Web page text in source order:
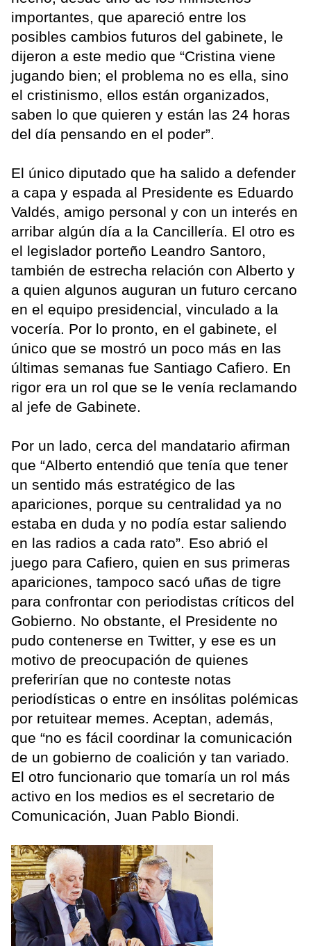
importantes, que apareció entre los
posibles cambios futuros del gabinete, le
dijeron a este medio que “Cristina viene
jugando bien; el problema no es ella, sino
el cristinismo, ellos están organizados,
saben lo que quieren y están las 24 horas
del día pensando en el poder”.
El único diputado que ha salido a defender
a capa y espada al Presidente es Eduardo
Valdés, amigo personal y con un interés en
arribar algún día a la Cancillería. El otro es
el legislador porteño Leandro Santoro,
también de estrecha relación con Alberto y
a quien algunos auguran un futuro cercano
en el equipo presidencial, vinculado a la
vocería. Por lo pronto, en el gabinete, el
único que se mostró un poco más en las
últimas semanas fue Santiago Cafiero. En
rigor era un rol que se le venía reclamando
al jefe de Gabinete.
Por un lado, cerca del mandatario afirman
que “Alberto entendió que tenía que tener
un sentido más estratégico de las
apariciones, porque su centralidad ya no
estaba en duda y no podía estar saliendo
en las radios a cada rato”. Eso abrió el
juego para Cafiero, quien en sus primeras
apariciones, tampoco sacó uñas de tigre
para confrontar con periodistas críticos del
Gobierno. No obstante, el Presidente no
pudo contenerse en Twitter, y ese es un
motivo de preocupación de quienes
preferirían que no conteste notas
periodísticas o entre en insólitas polémicas
por retuitear memes. Aceptan, además,
que “no es fácil coordinar la comunicación
de un gobierno de coalición y tan variado.
El otro funcionario que tomaría un rol más
activo en los medios es el secretario de
Comunicación, Juan Pablo Biondi.